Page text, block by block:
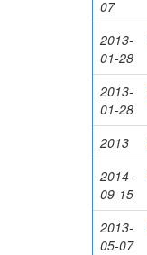
07
2013-
01-28
2013-
01-28
2013
2014-
09-15
2013-
05-07